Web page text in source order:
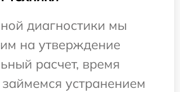
диагностики мы
на утверждение
расчет, время
устранением